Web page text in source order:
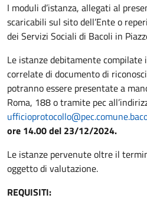
I moduli d’istanza, allegati al
scaricabili sul sito dell’Ente o
dei Servizi Sociali di Bacoli in
Le istanze debitamente compilate
correlate di documento di
potranno essere presentate a
Roma, 188 o tramite pec
ore 14.00 del 23/12/2024.
Le istanze pervenute oltre il
oggetto di valutazione.
REQUISITI: